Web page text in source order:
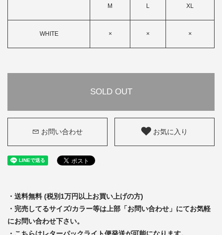
M L XL
WHITE × × ×
SOLD OUT
お問い合わせ お気に入り
・送料無料 (税別1万円以上お買い上げの方)
・完売してるサイズ/カラー等は上部「お問い合わせ」にてお気軽
にお問い合わせ下さい。